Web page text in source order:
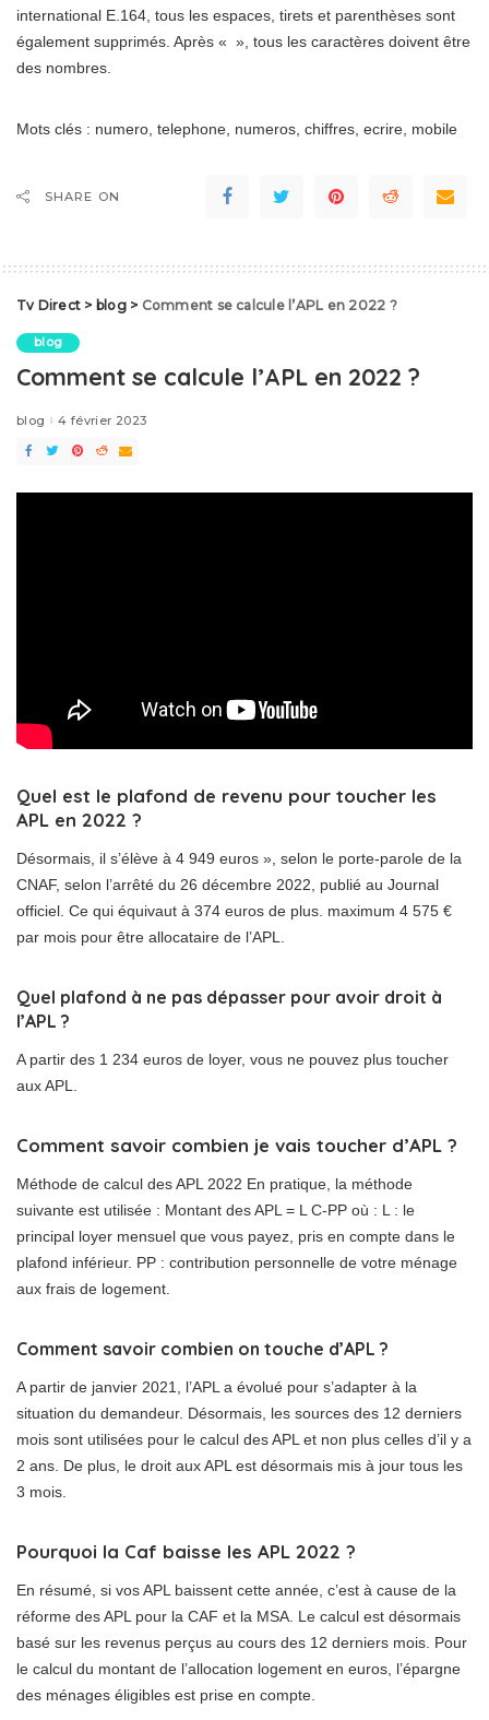
international E.164, tous les espaces, tirets et parenthèses sont
également supprimés. Après « », tous les caractères doivent être
des nombres.
Mots clés : numero, telephone, numeros, chiffres, ecrire, mobile
SHARE ON
Tv Direct > blog> Comment se calcule l’APL en 2022 ?
blog
Comment se calcule l’APL en 2022 ?
blog 4 février 2023
Quel est le plafond de revenu pour toucher les
APL en 2022 ?
Désormais, il s’élève à 4 949 euros », selon le porte-parole de la
CNAF, selon l’arrêté du 26 décembre 2022, publié au Journal
officiel. Ce qui équivaut à 374 euros de plus. maximum 4 575 €
par mois pour être allocataire de l’APL.
Quel plafond à ne pas dépasser pour avoir droit à
l’APL ?
A partir des 1 234 euros de loyer, vous ne pouvez plus toucher
aux APL.
Comment savoir combien je vais toucher d’APL ?
Méthode de calcul des APL 2022 En pratique, la méthode
suivante est utilisée : Montant des APL = L C-PP où : L : le
principal loyer mensuel que vous payez, pris en compte dans le
plafond inférieur. PP : contribution personnelle de votre ménage
aux frais de logement.
Comment savoir combien on touche d’APL ?
A partir de janvier 2021, l’APL a évolué pour s’adapter à la
situation du demandeur. Désormais, les sources des 12 derniers
mois sont utilisées pour le calcul des APL et non plus celles d’il y a
2 ans. De plus, le droit aux APL est désormais mis à jour tous les
3 mois.
Pourquoi la Caf baisse les APL 2022 ?
En résumé, si vos APL baissent cette année, c’est à cause de la
réforme des APL pour la CAF et la MSA. Le calcul est désormais
basé sur les revenus perçus au cours des 12 derniers mois. Pour
le calcul du montant de l’allocation logement en euros, l’épargne
des ménages éligibles est prise en compte.